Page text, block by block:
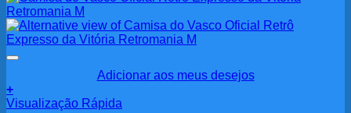
Adicionar aos meus desejos
+
Visualização Rápida